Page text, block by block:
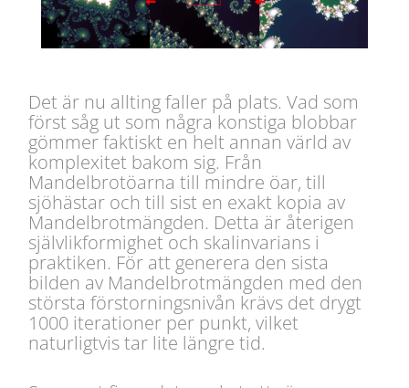
Det är nu allting faller på plats. Vad som
först såg ut som några konstiga blobbar
gömmer faktiskt en helt annan värld av
komplexitet bakom sig. Från
Mandelbrotöarna till mindre öar, till
sjöhästar och till sist en exakt kopia av
Mandelbrotmängden. Detta är återigen
självlikformighet och skalinvarians i
praktiken. För att generera den sista
bilden av Mandelbrotmängden med den
största förstorningsnivån krävs det drygt
1000 iterationer per punkt, vilket
naturligtvis tar lite längre tid.